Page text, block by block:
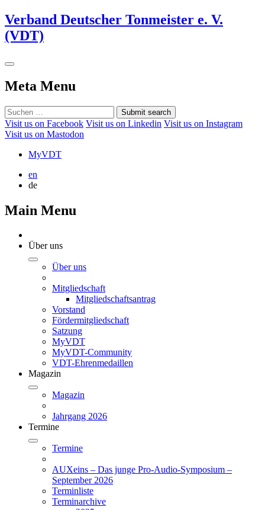
Verband Deutscher Tonmeister e. V.
(VDT)
Meta Menu
Submit search
Visit us on Facebook Visit us on Linkedin Visit us on Instagram
Visit us on Mastodon
MyVDT
en
de
Main Menu
Über uns
Über uns
Mitgliedschaft
Mitgliedschaftsantrag
Vorstand
Fördermitgliedschaft
Satzung
MyVDT
MyVDT-Community
VDT-Ehrenmedaillen
Magazin
Magazin
Jahrgang 2026
Termine
Termine
AUXeins – Das junge Pro-Audio-Symposium –
September 2026
Terminliste
Terminarchive